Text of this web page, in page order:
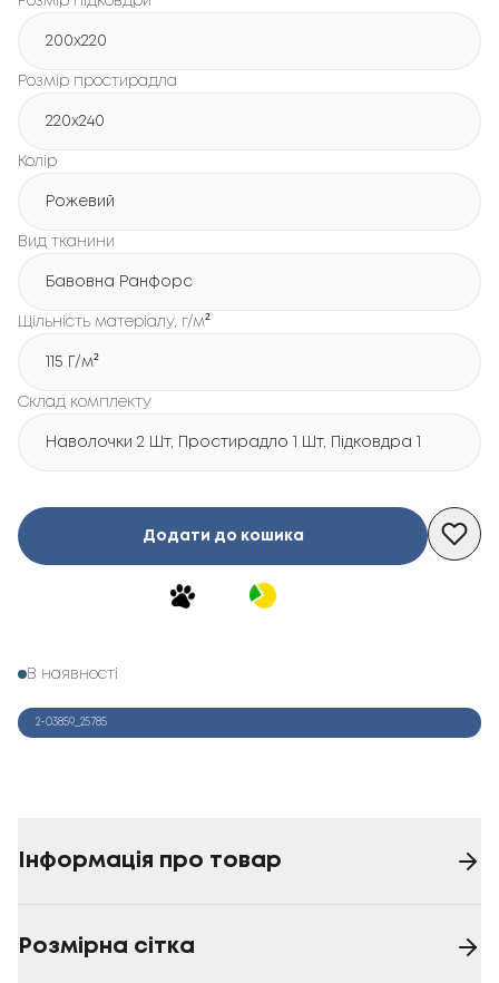
200x220
Розмір простирадла
220x240
Колір
Рожевий
Вид тканини
Бавовна Ранфорс
Щільність матеріалу, г/м²
115 Г/м²
Склад комплекту
Наволочки 2 Шт, Простирадло 1 Шт, Підковдра 1 Шт
Додати до кошика
В наявності
2-03859_25785
Інформація про товар
Розмірна сітка